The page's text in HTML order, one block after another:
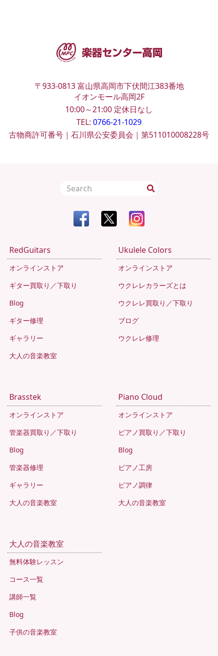
〒933-0813 富山県高岡市下伏間江383番地
イオンモール高岡2F
10:00～21:00 定休日なし
TEL: 0766-21-1029
古物商許可番号｜石川県公安委員会｜第511010008228号
RedGuitars
オンラインストア
ギター買取り／下取り
Blog
ギター修理
ギャラリー
大人の音楽教室
Ukulele Colors
オンラインストア
ウクレレカラーズとは
ウクレレ買取り／下取り
ブログ
ウクレレ修理
Brasstek
オンラインストア
管楽器買取り／下取り
Blog
管楽器修理
ギャラリー
大人の音楽教室
Piano Cloud
オンラインストア
ピアノ買取り／下取り
Blog
ピアノ工房
ピアノ調律
大人の音楽教室
大人の音楽教室
無料体験レッスン
コース一覧
講師一覧
Blog
子供の音楽教室